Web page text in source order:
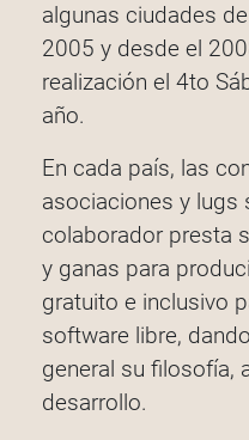
algunas ciudades
2005 y desde el
realización el 4to
año.
En cada país, las
asociaciones y lugs
colaborador presta
y ganas para
gratuito e inclusivo
software libre,
general su filosofía,
desarrollo.